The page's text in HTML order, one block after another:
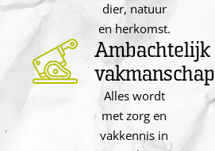
dier, natuur
en herkomst.
Ambachtelijk
vakmanschap
Alles wordt
met zorg en
vakkennis in